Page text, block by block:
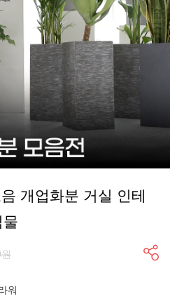
개업화분 거실 인테
물
워